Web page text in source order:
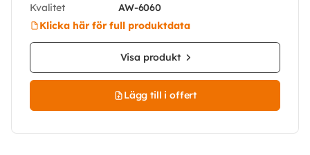
Kvalitet
AW-6060
Klicka här för full produktdata
Visa produkt
Lägg till i offert